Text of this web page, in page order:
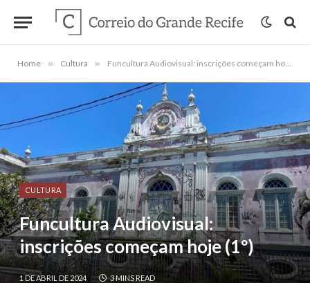
Home » Cultura » Funcultura Audiovisual: inscrições começam hoje (1º)
CULTURA
Funcultura Audiovisual:
inscrições começam hoje (1º)
1 DE ABRIL DE 2024 3 MINS READ